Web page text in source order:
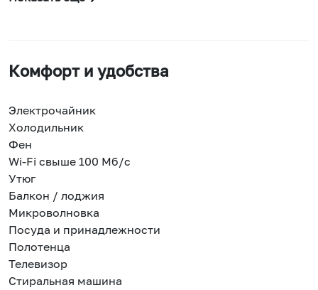
Комфорт и удобства
Электрочайник
Холодильник
Фен
Wi-Fi свыше 100 Мб/с
Утюг
Балкон / лоджия
Микроволновка
Посуда и принадлежности
Полотенца
Телевизор
Стиральная машина